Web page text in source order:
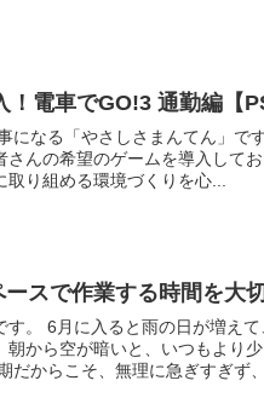
電車でGO!3 通勤編【
になる「やさしさまんてん」で
さんの希望のゲームを導入して
り組める環境づくりを心...
スで作業する時間を大
す。 6月に入ると雨の日が増え
朝から空が暗いと、いつもより
だからこそ、無理に急ぎすぎず、